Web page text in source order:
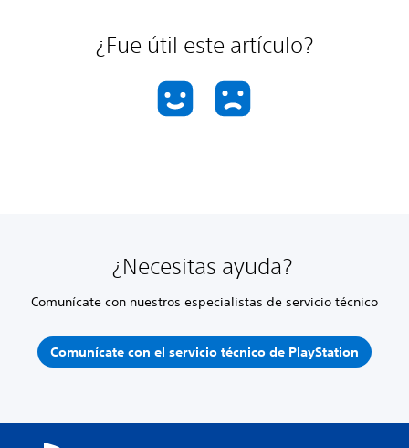
¿Fue útil este artículo?
¿Necesitas ayuda?
Comunícate con nuestros especialistas de servicio técnico
Comunícate con el servicio técnico de PlayStation